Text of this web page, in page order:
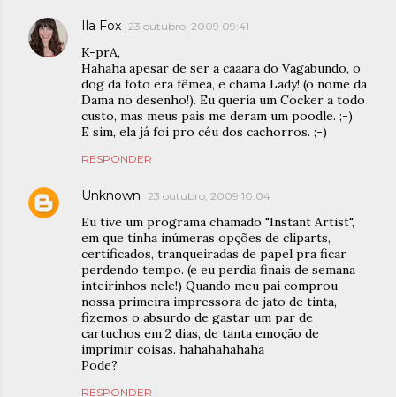
Ila Fox 23 outubro, 2009 09:41
K-prA,
Hahaha apesar de ser a caaara do Vagabundo, o
dog da foto era fêmea, e chama Lady! (o nome da
Dama no desenho!). Eu queria um Cocker a todo
custo, mas meus pais me deram um poodle. ;-)
E sim, ela já foi pro céu dos cachorros. ;-)
RESPONDER
Unknown 23 outubro, 2009 10:04
Eu tive um programa chamado "Instant Artist",
em que tinha inúmeras opções de cliparts,
certificados, tranqueiradas de papel pra ficar
perdendo tempo. (e eu perdia finais de semana
inteirinhos nele!) Quando meu pai comprou
nossa primeira impressora de jato de tinta,
fizemos o absurdo de gastar um par de
cartuchos em 2 dias, de tanta emoção de
imprimir coisas. hahahahahaha
Pode?
RESPONDER